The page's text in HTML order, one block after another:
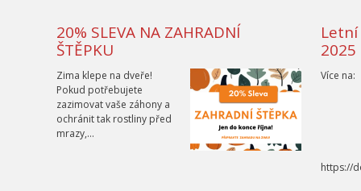
20% SLEVA NA ZAHRADNÍ
ŠTĚPKU
Zima klepe na dveře!
Pokud potřebujete
zazimovat vaše záhony a
ochránit tak rostliny před
mrazy,…
Více na:
https://